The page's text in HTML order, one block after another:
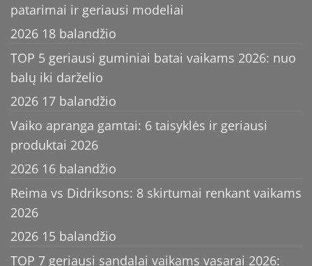
patarimai ir geriausi modeliai
2026 18 balandžio
TOP 5 geriausi guminiai batai vaikams 2026: nuo
balų iki darželio
2026 17 balandžio
Vaiko apranga gamtai: 6 taisyklės ir geriausi
produktai 2026
2026 16 balandžio
Reima vs Didriksons: 8 skirtumai renkant vaikams
2026
2026 15 balandžio
TOP 7 geriausi sandalai vaikams vasarai 2026: